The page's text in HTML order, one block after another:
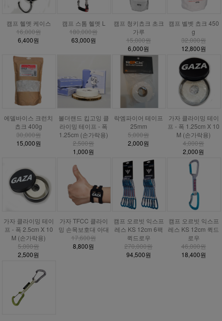
캠프 헬멧 케이스
16,000원
6,400원
캠프 스톰 헬멧 L
180,000원
63,000원
캠프 청키쵸크 초크
가루
15,000원
6,000원
캠프 벨벳 쵸크 450
g
32,000원
12,800원
에델바이스 크런치
쵸크 400g
30,000원
15,000원
볼더랜드 킵고잉 클
라이밍 테이프 - 폭
1.25cm (손가락용)
2,500원
1,000원
락엠파이어 테이프
25mm
5,000원
2,000원
가자 클라이밍 테이
프 - 폭 1.25cm X 10
M (손가락용)
4,000원
2,000원
가자 클라이밍 테이
프 - 폭 2.5cm X 10
M (손가락용)
5,000원
2,500원
가자 TFCC 클라이
밍 손목보호대 아대
17,600원
8,800원
캠프 오르빗 익스프
레스 KS 12cm 6팩
퀵드로우
270,000원
94,500원
캠프 오르빗 익스프
레스 KS 12cm 퀵드
로우
46,000원
18,400원